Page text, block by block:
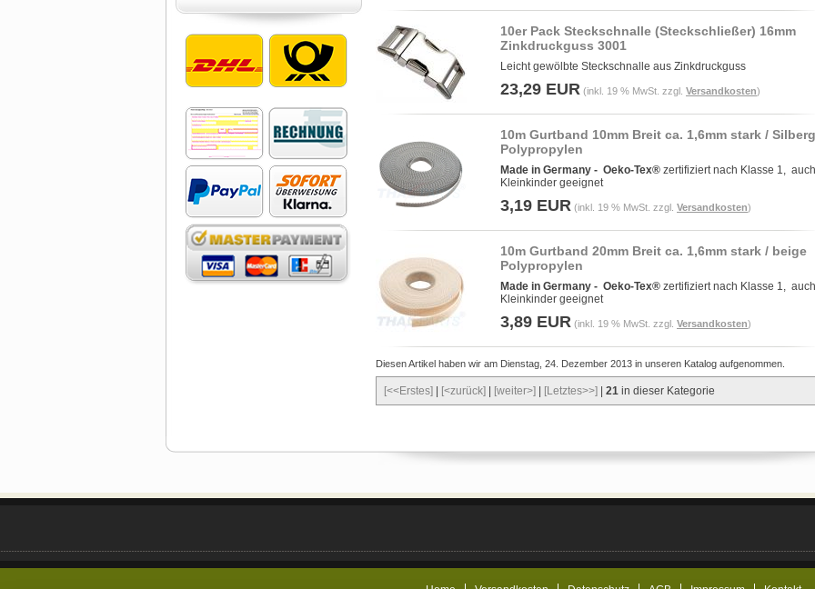
10er Pack Steckschnalle (Steckschließer) 16mm
Zinkdruckguss 3001
Leicht gewölbte Steckschnalle aus Zinkdruckguss
23,29 EUR (inkl. 19 % MwSt. zzgl. Versandkosten)
10m Gurtband 10mm Breit ca. 1,6mm stark /
Polypropylen
Made in Germany - Oeko-Tex® zertifiziert nach Klasse 1,
Kleinkinder geeignet
3,19 EUR (inkl. 19 % MwSt. zzgl. Versandkosten)
10m Gurtband 20mm Breit ca. 1,6mm stark / beige
Polypropylen
Made in Germany - Oeko-Tex® zertifiziert nach Klasse 1,
Kleinkinder geeignet
3,89 EUR (inkl. 19 % MwSt. zzgl. Versandkosten)
Diesen Artikel haben wir am Dienstag, 24. Dezember 2013 in unseren Katalog aufgenommen.
[<<Erstes] [<zurück] [weiter>] [Letztes>>] 21 in dieser Kategorie